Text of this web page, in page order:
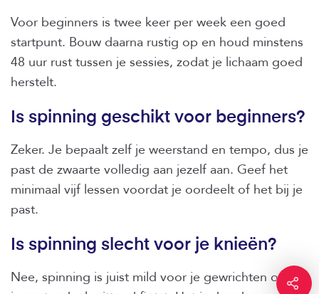
Voor beginners is twee keer per week een goed
startpunt. Bouw daarna rustig op en houd minstens
48 uur rust tussen je sessies, zodat je lichaam goed
herstelt.
Is spinning geschikt voor beginners?
Zeker. Je bepaalt zelf je weerstand en tempo, dus je
past de zwaarte volledig aan jezelf aan. Geef het
minimaal vijf lessen voordat je oordeelt of het bij je
past.
Is spinning slecht voor je knieën?
Nee, spinning is juist mild voor je gewrichten omdat